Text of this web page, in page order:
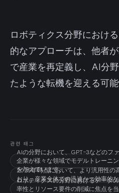
ロボティクス分野におけ
的なアプローチは、他者
で産業を再定義し、AI分
たような転機を迎える可能
관련 태그
AIの分野において、GPT-3などのフ
企業が様々な領域でモデルトレーニ
を与えています。
2025年時点において、より汎用性の
おり、産業全体での迅速かつ効率的
ロボティクスの分野におけるデータ
率性とリソース要件の削減に焦点を